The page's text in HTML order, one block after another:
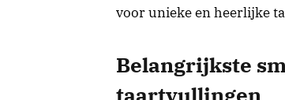
voor unieke en heerlijke
Belangrijkste